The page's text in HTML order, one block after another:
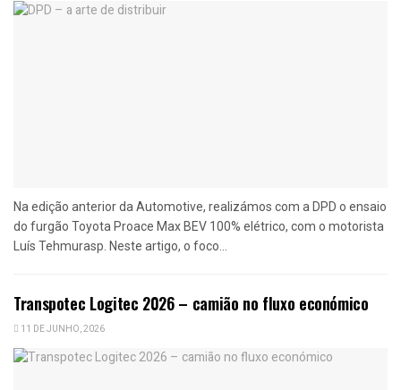
Na edição anterior da Automotive, realizámos com a DPD o ensaio
do furgão Toyota Proace Max BEV 100% elétrico, com o motorista
Luís Tehmurasp. Neste artigo, o foco...
Transpotec Logitec 2026 – camião no fluxo económico
11 DE JUNHO, 2026